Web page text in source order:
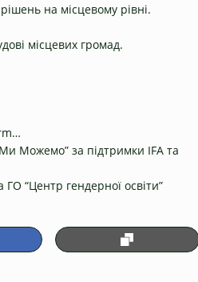
на місцевому рівні.
місцевих громад.
Можемо” за підтримки IFA та
ГО “Центр гендерної освіти”